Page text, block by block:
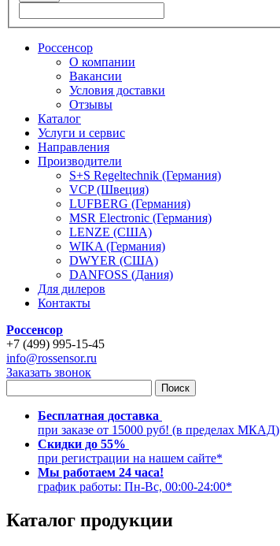
Россенсор
О компании
Вакансии
Условия доставки
Отзывы
Каталог
Услуги и сервис
Направления
Производители
S+S Regeltechnik (Германия)
VCP (Швеция)
LUFBERG (Германия)
MSR Electronic (Германия)
LENZE (США)
WIKA (Германия)
DWYER (США)
DANFOSS (Дания)
Для дилеров
Контакты
Россенсор
+7 (499) 995-15-45
info@rossensor.ru
Заказать звонок
Бесплатная доставка
при заказе от 15000 руб! (в пределах МКАД)
Скидки до 55%
при регистрации на нашем сайте*
Мы работаем 24 часа!
график работы: Пн-Вс, 00:00-24:00*
Каталог продукции